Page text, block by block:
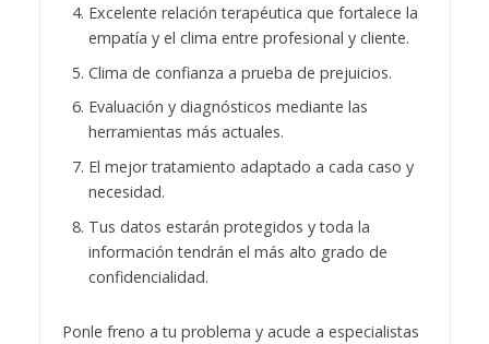
Excelente relación terapéutica que fortalece la
empatía y el clima entre profesional y cliente.
Clima de confianza a prueba de prejuicios.
Evaluación y diagnósticos mediante las
herramientas más actuales.
El mejor tratamiento adaptado a cada caso y
necesidad.
Tus datos estarán protegidos y toda la
información tendrán el más alto grado de
confidencialidad.
Ponle freno a tu problema y acude a especialistas